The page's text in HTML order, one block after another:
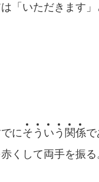
「いただきます
にそ う い う 関係で
くして両手を振る